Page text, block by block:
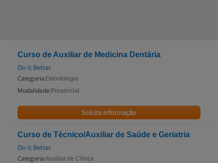
Curso de Auxiliar de Medicina Dentária
Do It Better
Categoria:Odontologia
Modalidade: Presencial
Solicite informação
Curso de Técnico/Auxiliar de Saúde e Geriatria
Do It Better
Categoria:Auxiliar de Clínica